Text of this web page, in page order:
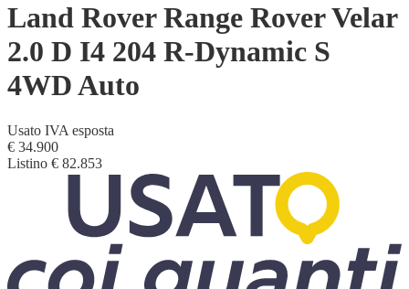
Land Rover Range Rover Velar
2.0 D I4 204 R-Dynamic S
4WD Auto
Usato IVA esposta
€ 34.900
Listino € 82.853